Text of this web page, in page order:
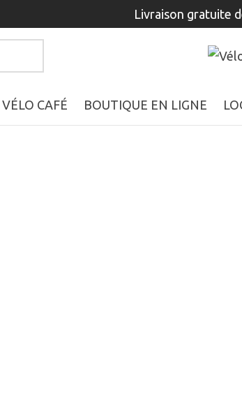
Livraison gratuite
VÉLO CAFÉ BOUTIQUE EN LIGNE